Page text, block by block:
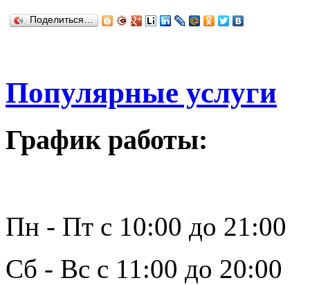
Поделиться…
Популярные услуги
График работы:
Пн - Пт с 10:00 до 21:00
Сб - Вс с 11:00 до 20:00